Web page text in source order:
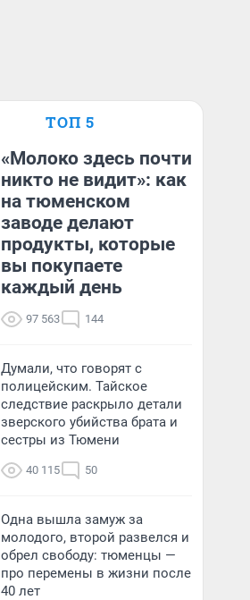
ТОП 5
«Молоко здесь почти
никто не видит»: как
на тюменском
заводе делают
продукты, которые
вы покупаете
каждый день
97 563 144
Думали, что говорят с
полицейским. Тайское
следствие раскрыло детали
зверского убийства брата и
сестры из Тюмени
40 115 50
Одна вышла замуж за
молодого, второй развелся и
обрел свободу: тюменцы —
про перемены в жизни после
40 лет